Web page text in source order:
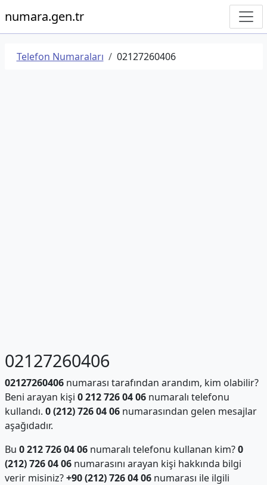
numara.gen.tr
Telefon Numaraları 02127260406
02127260406
02127260406numarası tarafından arandım, kim olabilir?
Beni arayan kişi 0 212 726 04 06numaralı telefonu
kullandı. 0 (212) 726 04 06numarasından gelen mesajlar
aşağıdadır.
Bu 0 212 726 04 06numaralı telefonu kullanan kim?0
(212) 726 04 06numarasını arayan kişi hakkında bilgi
verir misiniz?+90 (212) 726 04 06numarası ile ilgili